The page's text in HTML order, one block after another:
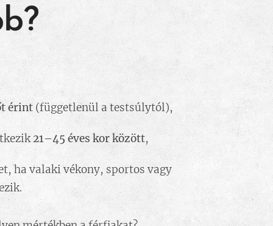
érint (függetlenül a testsúlytól),
21–45 éves kor között,
ha valaki vékony, sportos vagy